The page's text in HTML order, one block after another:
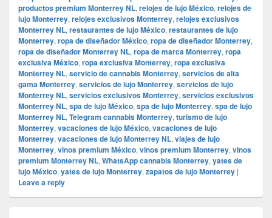
productos premium Monterrey NL, relojes de lujo México, relojes de
lujo Monterrey, relojes exclusivos Monterrey, relojes exclusivos
Monterrey NL, restaurantes de lujo México, restaurantes de lujo
Monterrey, ropa de diseñador México, ropa de diseñador Monterrey,
ropa de diseñador Monterrey NL, ropa de marca Monterrey, ropa
exclusiva México, ropa exclusiva Monterrey, ropa exclusiva
Monterrey NL, servicio de cannabis Monterrey, servicios de alta
gama Monterrey, servicios de lujo Monterrey, servicios de lujo
Monterrey NL, servicios exclusivos Monterrey, servicios exclusivos
Monterrey NL, spa de lujo México, spa de lujo Monterrey, spa de lujo
Monterrey NL, Telegram cannabis Monterrey, turismo de lujo
Monterrey, vacaciones de lujo México, vacaciones de lujo
Monterrey, vacaciones de lujo Monterrey NL, viajes de lujo
Monterrey, vinos premium México, vinos premium Monterrey, vinos
premium Monterrey NL, WhatsApp cannabis Monterrey, yates de
lujo México, yates de lujo Monterrey, zapatos de lujo Monterrey |
Leave a reply